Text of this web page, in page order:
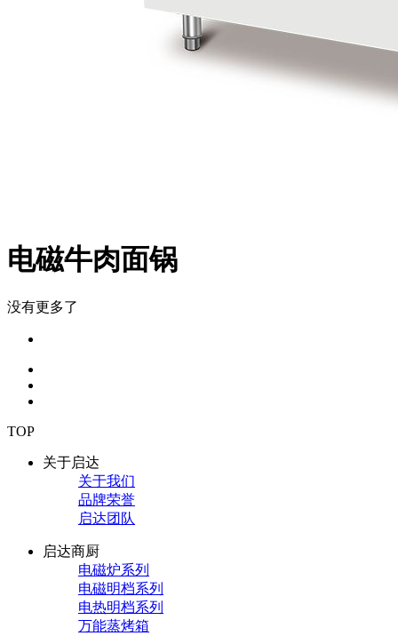
电磁牛肉面锅
没有更多了
TOP
关于启达
关于我们
品牌荣誉
启达团队
启达商厨
电磁炉系列
电磁明档系列
电热明档系列
万能蒸烤箱